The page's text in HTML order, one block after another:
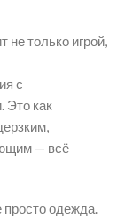
не только игрой,
с
Это как
— всё
одежда.